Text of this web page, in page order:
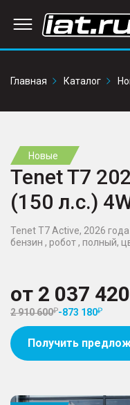
Главная
Каталог
Новые
Tenet T7
(150 л.с.)
Tenet T7 Active, 2026
бензин , робот , полный,
от 2 037 420
2 910 600 -873 180
Получить